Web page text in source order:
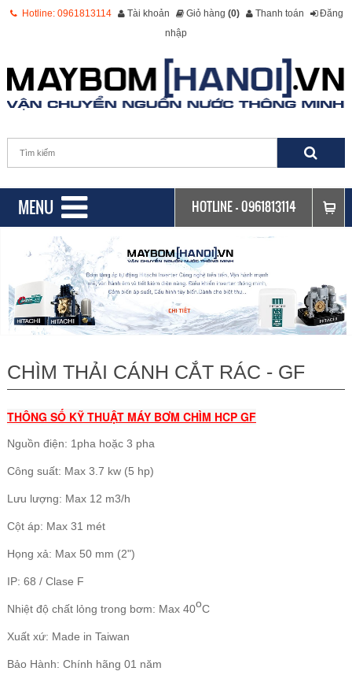
Hotline: 0961813114 Tài khoản Giỏ hàng (0) Thanh toán Đăng
nhập
MENU HOTLINE -0961813114
CHÌM THẢI CÁNH CẮT RÁC - GF
THÔNG SỐ KỸ THUẬT MÁY BƠM CHÌM HCP GF
Nguồn điện: 1pha hoặc 3 pha
Công suất: Max 3.7 kw (5 hp)
Lưu lượng: Max 12 m3/h
Cột áp: Max 31 mét
Họng xả: Max 50 mm (2")
IP: 68 / Clase F
Nhiệt độ chất lỏng trong bơm: Max 40oC
Xuất xứ: Made in Taiwan
Bảo Hành: Chính hãng 01 năm